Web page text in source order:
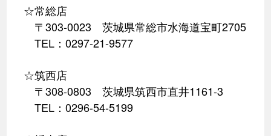
☆常総店
〒303-0023 茨城県常総市水海道宝町2705
TEL：0297-21-9577
☆筑西店
〒308-0803 茨城県筑西市直井1161-3
TEL：0296-54-5199